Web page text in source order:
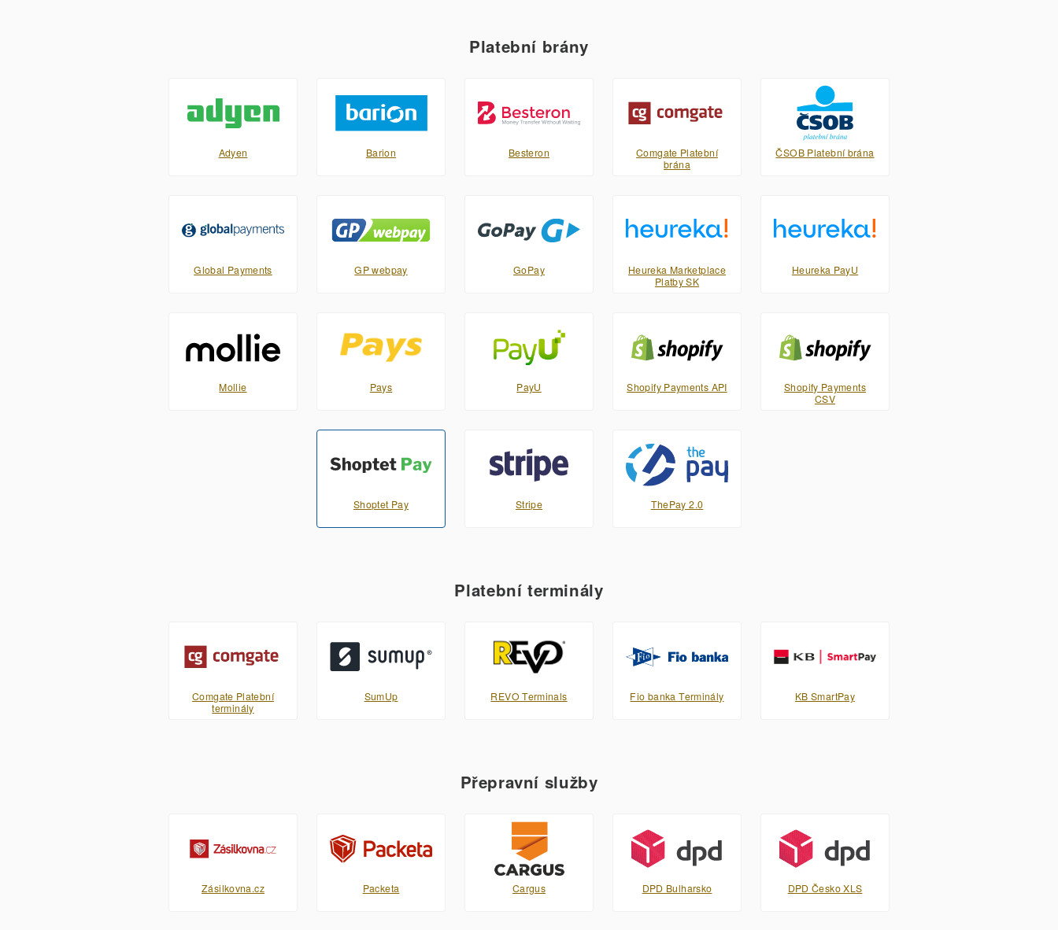
Platební brány
Adyen Barion Besteron
Comgate Platební
brána
ČSOB Platební brána
Global Payments GP webpay GoPay
Heureka Marketplace
Platby SK
Heureka PayU
Mollie Pays PayU Shopify Payments API
Shopify Payments
CSV
Shoptet Pay Stripe ThePay 2.0
Platební terminály
Comgate Platební
terminály
SumUp REVO Terminals Fio banka Terminály KB SmartPay
Přepravní služby
Zásilkovna.cz Packeta Cargus DPD Bulharsko DPD Česko XLS